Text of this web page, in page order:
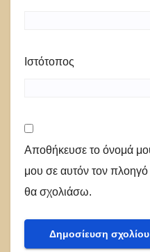
Ιστότοπος
Αποθήκευσε το όνομά
μου σε αυτόν τον
θα σχολιάσω.